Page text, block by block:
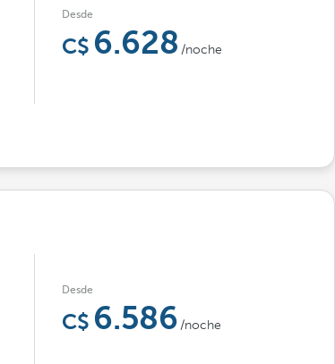
Desde
6.628 /noche
Desde
6.586 /noche